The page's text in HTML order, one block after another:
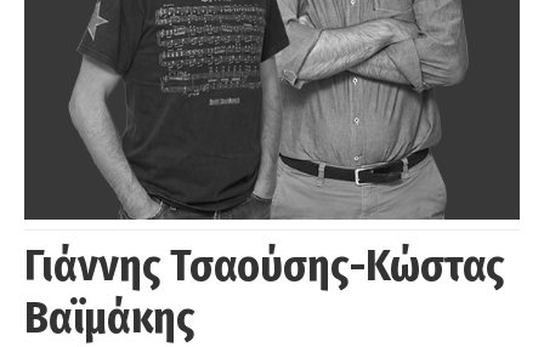
Γιάννης Τσαούσης-Κώστας
Βαϊμάκης